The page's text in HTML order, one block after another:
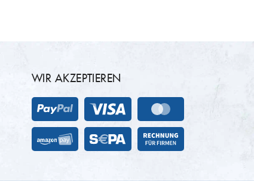
WIR AKZEPTIEREN